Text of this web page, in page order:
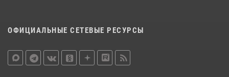
ОФИЦИАЛЬНЫЕ СЕТЕВЫЕ РЕСУРСЫ